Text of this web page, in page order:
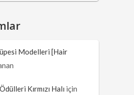
Modelleri [Hair
Kırmızı Halı için